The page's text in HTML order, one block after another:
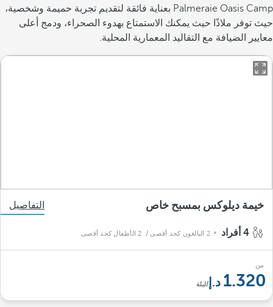
Palmeraie Oasis Camp بعناية فائقة لتقديم تجربة حميمة وشخصية،
حيث توفر ملاذًا حيث يمكنك الاستمتاع بهدوء الصحراء، ودمج أعلى
معايير الضيافة مع التقاليد المعمارية المحلية.
خيمة ديلوكس بمسبح خاص التفاصيل
2 البالغون كحد أقصى / 2 الأطفال كحد أقصى
من
1.320 /ليلة